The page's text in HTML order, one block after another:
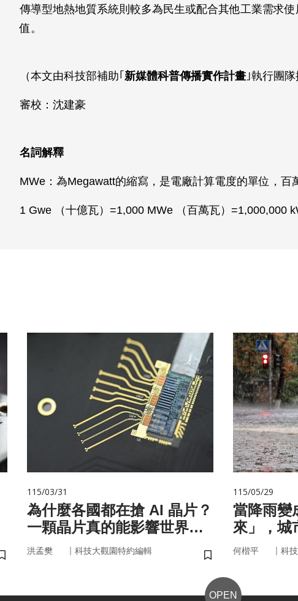
傳導型地熱地質系統則較多為民生或配合其他工業需求
值。
（本文由科技部補助｢ 新媒體科普傳播實作計畫 ｣執行團隊
審校：沈建豪
名詞解釋
MWe：為Megawatt的縮寫，是電廠計算電度的單位，百
1 Gwe （十億瓦）=1,000 MWe （百萬瓦）=1,000,000
儲存書籤
115/03/31
為什麼各國都在搶 AI 晶片？
一顆晶片真的能影響世界
嗎？
洪孟樊 ｜ 科技大觀園特約編輯
儲存書籤
115/05/29
當降雨變
來」，城
即時應變
何楷平 ｜ 科
OPEN